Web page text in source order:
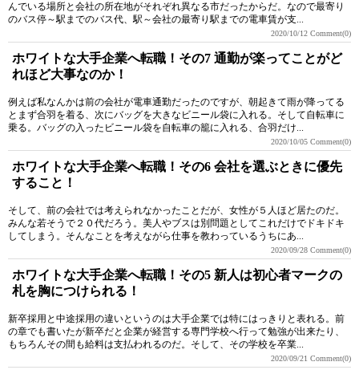
んでいる場所と会社の所在地がそれぞれ異なる市だったからだ。なので最寄り
のバス停～駅までのバス代、駅～会社の最寄り駅までの電車賃が支...
2020/10/12 Comment(0)
ホワイトな大手企業へ転職！その7 通勤が楽ってことがど
れほど大事なのか！
例えば私なんかは前の会社が電車通勤だったのですが、朝起きて雨が降ってる
とまず合羽を着る、次にバッグを大きなビニール袋に入れる。そして自転車に
乗る。バッグの入ったビニール袋を自転車の籠に入れる、合羽だけ...
2020/10/05 Comment(0)
ホワイトな大手企業へ転職！その6 会社を選ぶときに優先
すること！
そして、前の会社では考えられなかったことだが、女性が５人ほど居たのだ。
みんな若そうで２０代だろう。美人やブスは別問題としてこれだけでドキドキ
してしまう。そんなことを考えながら仕事を教わっているうちにあ...
2020/09/28 Comment(0)
ホワイトな大手企業へ転職！その5 新人は初心者マークの
札を胸につけられる！
新卒採用と中途採用の違いというのは大手企業では特にはっきりと表れる。前
の章でも書いたが新卒だと企業が経営する専門学校へ行って勉強が出来たり、
もちろんその間も給料は支払われるのだ。そして、その学校を卒業...
2020/09/21 Comment(0)